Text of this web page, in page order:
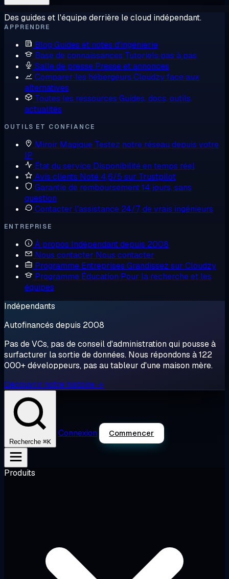
Des guides et l'équipe derrière le cloud indépendant.
APPRENDRE
Blog Guides et notes d'ingénierie
Base de connaissances Tutoriels pas à pas
Salle de presse Presse et annonces
Comparer les hébergeurs Cloudzy face aux
alternatives
Toutes les ressources Guides, docs, outils,
actualités
OUTILS ET CONFIANCE
Miroir Magique Testez notre réseau depuis votre
IP
État du service Disponibilité en temps réel
Avis clients Noté 4,6/5 sur Trustpilot
Garantie de remboursement14 jours, sans
question
Contacter l'assistance 24/7, de vrais ingénieurs
ENTREPRISE
À propos Indépendant depuis 2008
Nous contacter Nous contacter
Programme Entreprises Grandissez sur Cloudzy
Programme Éducation Pour la recherche et les
équipes
Indépendants
Autofinancés depuis 2008
Pas de VCs, pas de conseil d'administration qui pousse à
surfacturer la sortie de données. Nous répondons à 122
000+ développeurs, pas au tableur d'une maison mère.
Découvrir notre histoire →
Recherche ⌘K
Connexion Commencer
Produits